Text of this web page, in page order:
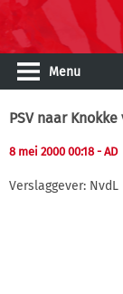
Menu
PSV naar
8 mei 2000 00:18 - AD
Verslaggever: NvdL